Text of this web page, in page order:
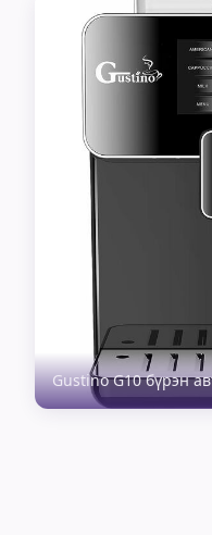
Gustino G10 бүрэн